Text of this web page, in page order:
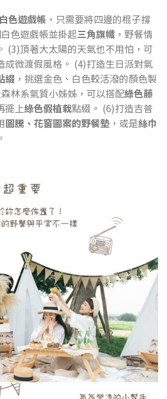
白色遊戲帳 ，只需要將四邊的棍子撐
色遊戲帳並掛起三角旗幟 ，野餐情
(3)頂著大太陽的天氣也不用怕，可
成微渡假風格。 (4)打造生日派對氣
綴 ，挑選金色、白色較活潑的顏色製
林系氣質小姊姊，可以搭配綠色藤
擺上綠色假植栽點綴。 (6)打造吉普
圖騰、花窗圖案的野餐墊 ，或是絲巾